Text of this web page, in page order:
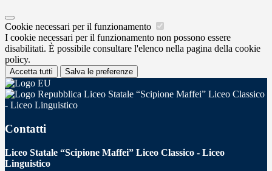
Cookie necessari per il funzionamento
I cookie necessari per il funzionamento non possono essere
disabilitati. È possibile consultare l'elenco nella pagina della cookie
policy.
Accetta tutti Salva le preferenze
Liceo Statale “Scipione Maffei” Liceo Classico
- Liceo Linguistico
Contatti
Liceo Statale “Scipione Maffei” Liceo Classico - Liceo
Linguistico